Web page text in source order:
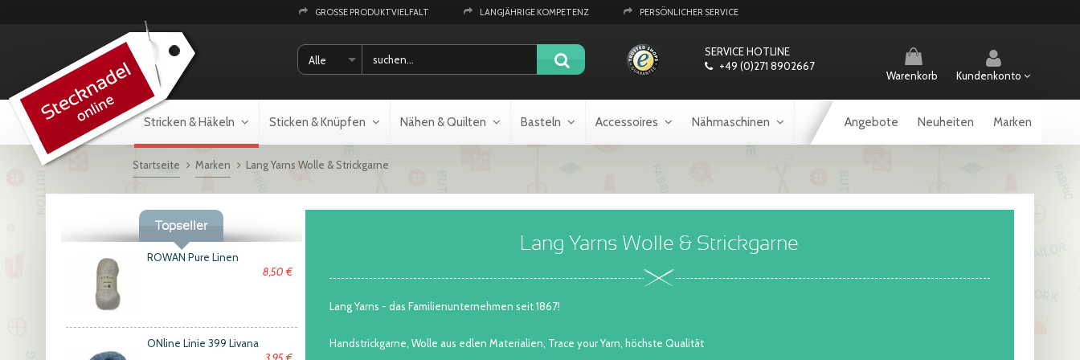
GROSSE PRODUKTVIELFALT LANGJÄHRIGE KOMPETENZ PERSÖNLICHER SERVICE
Alle
SERVICE HOTLINE
+49 (0)271 8902667
Warenkorb Kundenkonto
Stricken & Häkeln Sticken & Knüpfen Nähen & Quilten Basteln Accessoires Nähmaschinen Angebote Neuheiten Marken
Startseite Marken Lang Yarns Wolle & Strickgarne
Topseller
ROWAN Pure Linen
8,50 €
ONline Linie 399 Livana
Lang Yarns Wolle & Strickgarne
Lang Yarns - das Familienunternehmen seit 1867!
Handstrickgarne, Wolle aus edlen Materialien, Trace your Yarn, höchste Qualität